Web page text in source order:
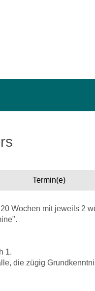
Termin(e)
Wochen mit jeweils 2
1.
die zügig